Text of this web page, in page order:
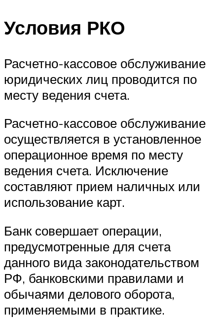
Условия РКО
Расчетно-кассовое обслуживание
юридических лиц проводится по
месту ведения счета.
Расчетно-кассовое обслуживание
осуществляется в установленное
операционное время по месту
ведения счета. Исключение
составляют прием наличных или
использование карт.
Банк совершает операции,
предусмотренные для счета
данного вида законодательством
РФ, банковскими правилами и
обычаями делового оборота,
применяемыми в практике.